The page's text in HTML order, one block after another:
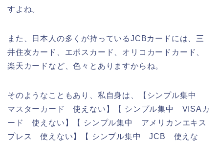
すよね。
また、日本人の多くが持っているJCBカードには、三
井住友カード、エポスカード、オリコカードカード、
楽天カードなど、色々とありますからね。
そのようなこともあり、私自身は、【シンプル集中
マスターカード 使えない】【 シンプル集中 VISAカ
ード 使えない】【 シンプル集中 アメリカンエキス
プレス 使えない】【 シンプル集中 JCB 使えな